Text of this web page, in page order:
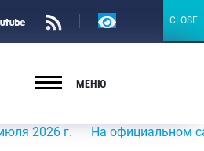
Версия
МЕНЮ
г. На официальном сайте
CLOSE
CLOSE